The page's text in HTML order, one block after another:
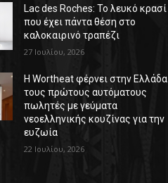
Lac des Roches: Το λευκό κρασί
που έχει πάντα θέση στο
καλοκαιρινό τραπέζι
27 Ιουλίου, 2026
Η Wortheat φέρνει στην Ελλάδα
τους πρώτους αυτόματους
πωλητές με γεύματα
νεοελληνικής κουζίνας για την
ευζωία
22 Ιουλίου, 2026